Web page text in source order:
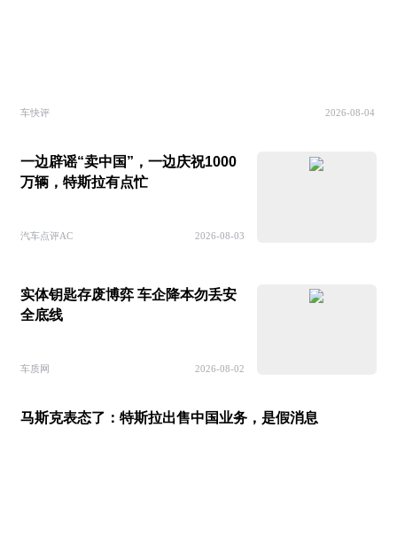
车快评 2026-08-04
一边辟谣“卖中国”，一边庆祝1000
万辆，特斯拉有点忙
汽车点评AC 2026-08-03
实体钥匙存废博弈 车企降本勿丢安
全底线
车质网 2026-08-02
马斯克表态了：特斯拉出售中国业务，是假消息